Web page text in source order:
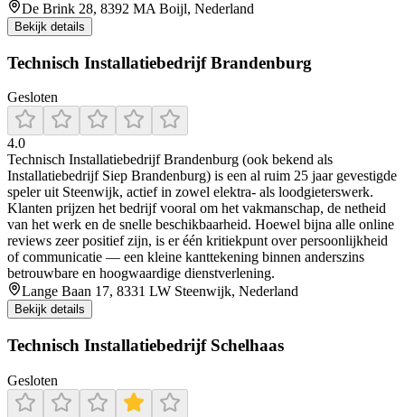
De Brink 28, 8392 MA Boijl, Nederland
Bekijk details
Technisch Installatiebedrijf Brandenburg
Gesloten
4.0
Technisch Installatiebedrijf Brandenburg (ook bekend als
Installatiebedrijf Siep Brandenburg) is een al ruim 25 jaar gevestigde
speler uit Steenwijk, actief in zowel elektra- als loodgieterswerk.
Klanten prijzen het bedrijf vooral om het vakmanschap, de netheid
van het werk en de snelle beschikbaarheid. Hoewel bijna alle online
reviews zeer positief zijn, is er één kritiekpunt over persoonlijkheid
of communicatie — een kleine kanttekening binnen anderszins
betrouwbare en hoogwaardige dienstverlening.
Lange Baan 17, 8331 LW Steenwijk, Nederland
Bekijk details
Technisch Installatiebedrijf Schelhaas
Gesloten